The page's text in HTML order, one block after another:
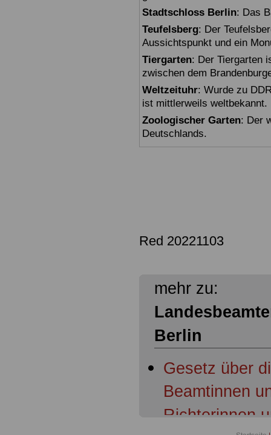
Stadtschloss Berlin: Das
Teufelsberg: Der
Aussichtspunkt und ein
Tiergarten: Der Tiergarten
zwischen dem
Weltzeituhr: Wurde zu
ist mittlerweils weltbekannt.
Zoologischer Garten: Der
Deutschlands.
Red 20221103
mehr zu:
Berlin
Gesetz über
Beamtinnen
Richterinnen